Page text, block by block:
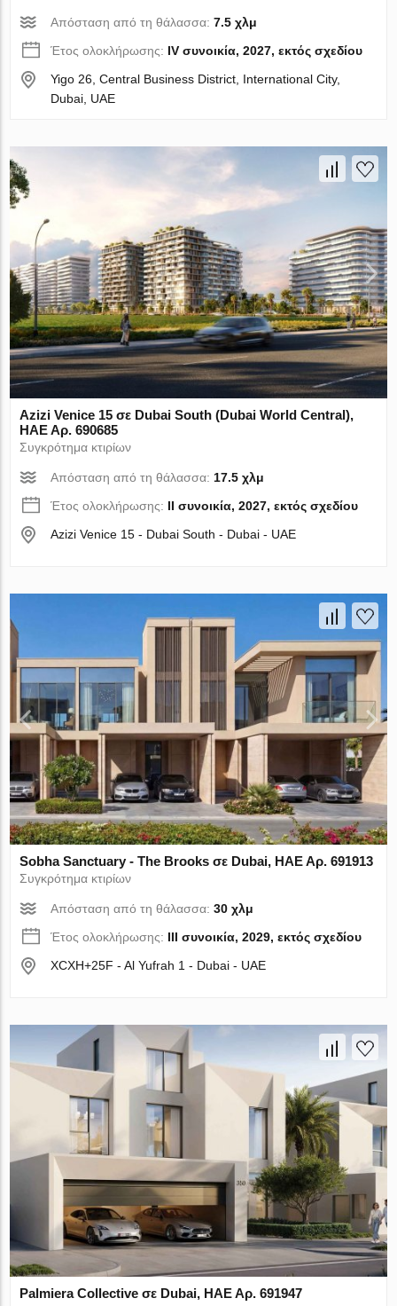
Απόσταση από τη θάλασσα:7.5 χλμ
Έτος ολοκλήρωσης: IV συνοικία, 2027, εκτός σχεδίου
Yigo 26, Central Business District, International City,
Dubai, UAE
Azizi Venice 15 σε Dubai South (Dubai World Central),
ΗΑΕ Αρ. 690685
Συγκρότημα κτιρίων
Απόσταση από τη θάλασσα: 17.5 χλμ
Έτος ολοκλήρωσης: II συνοικία, 2027, εκτός σχεδίου
Azizi Venice 15 - Dubai South - Dubai - UAE
Sobha Sanctuary - The Brooks σε Dubai, ΗΑΕ Αρ. 691913
Συγκρότημα κτιρίων
Απόσταση από τη θάλασσα:30 χλμ
Έτος ολοκλήρωσης: III συνοικία, 2029, εκτός σχεδίου
XCXH+25F - Al Yufrah 1 - Dubai - UAE
Palmiera Collective σε Dubai, ΗΑΕ Αρ. 691947